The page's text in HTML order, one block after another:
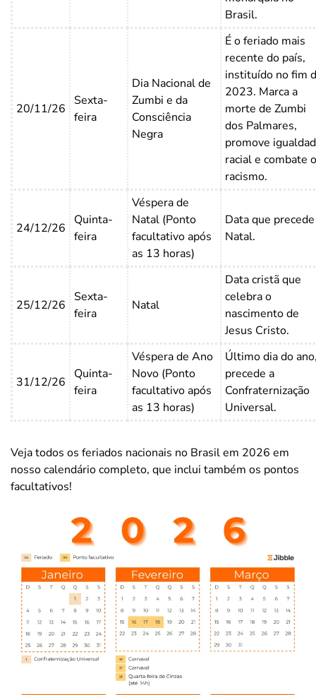
Brasil.
20/11/26
Sexta-
feira
Dia Nacional de
Zumbi e da
Consciência
Negra
É o feriado mais
recente do país,
instituído no fim
2023. Marca a
morte de Zumbi
dos Palmares,
promove
racial e combate o
racismo.
24/12/26
Quinta-
feira
Véspera de
Natal (Ponto
facultativo após
as 13 horas)
Data que
Natal.
25/12/26
Sexta-
feira
Natal
Data cristã que
celebra o
nascimento de
Jesus Cristo.
31/12/26
Quinta-
feira
Véspera de Ano
Novo (Ponto
facultativo após
as 13 horas)
Último dia do
precede a
Confraternização
Universal.
Veja todos os feriados nacionais no Brasil em 2026 em
nosso calendário completo, que inclui também os pontos
facultativos!